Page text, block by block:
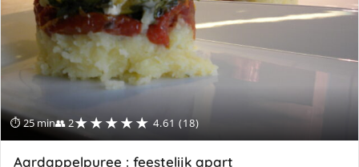
⏱ 25 min👥 2★★★★★ 4.61 (18)
Aardappelpuree : feestelijk apart